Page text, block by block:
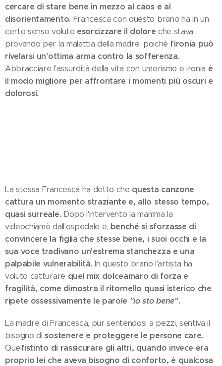
cercare di stare bene in mezzo al caos e al
disorientamento. Francesca con questo brano ha in un
certo senso voluto esorcizzare il dolore che stava
provando per la malattia della madre, poiché l'ironia può
rivelarsi un'ottima arma contro la sofferenza.
Abbracciare l'assurdità della vita con umorismo e ironia è
il modo migliore per affrontare i momenti più oscuri e
dolorosi.
La stessa Francesca ha detto che questa canzone
cattura un momento straziante e, allo stesso tempo,
quasi surreale. Dopo l'intervento la mamma la
videochiamò dall'ospedale e, benché si sforzasse di
convincere la figlia che stesse bene, i suoi occhi e la
sua voce tradivano un'estrema stanchezza e una
palpabile vulnerabilità. In questo brano l'artista ha
voluto catturare quel mix dolceamaro di forza e
fragilità, come dimostra il ritornello quasi isterico che
ripete ossessivamente le parole "io sto bene".
La madre di Francesca, pur sentendosi a pezzi, sentiva il
bisogno disostenere e proteggere le persone care.
Quell'istinto di rassicurare gli altri, quando invece era
proprio lei che aveva bisogno di conforto, è qualcosa